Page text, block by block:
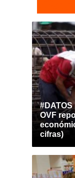
OVF
cifras)